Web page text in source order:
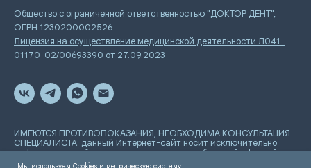
Общество с ограниченной ответственностью "ДОКТОР ДЕНТ",
ОГРН 1230200002526
Лицензия на осуществление медицинской деятельности Л041-
01170-02/00693390 от 27.09.2023
ИМЕЮТСЯ ПРОТИВОПОКАЗАНИЯ, НЕОБХОДИМА КОНСУЛЬТАЦИЯ
СПЕЦИАЛИСТА. данный Интернет-сайт носит исключительно
информационный характер и не является публичной офертой,
определяемой положениями Статьи 437 Гражданского